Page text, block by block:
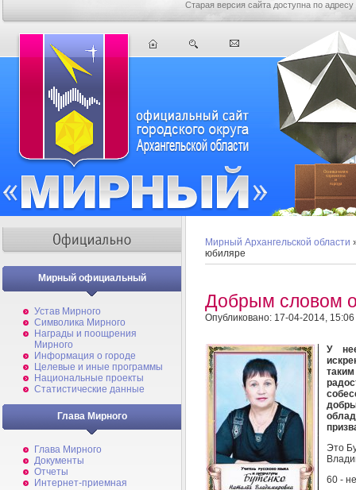
Старая версия сайта доступна по адресу
Мирный официальный
Устав Мирного
Символика Мирного
Награды и поощрения
Мирного
Информация о городе
Целевые и иные программы
Национальные проекты
Статистические данные
Глава Мирного
Глава Мирного
Документы
Отчеты
Интернет-приемная
Мирный Архангельской области
юбиляре
Добрым словом
Опубликовано: 17-04-2014, 15:06
У
Это
60 -